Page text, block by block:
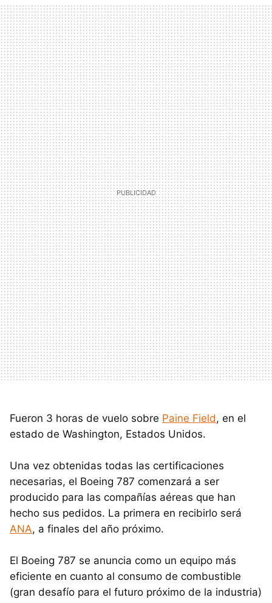
Fueron 3 horas de vuelo sobre Paine Field, en el
estado de Washington, Estados Unidos.
Una vez obtenidas todas las certificaciones
necesarias, el Boeing 787 comenzará a ser
producido para las compañías aéreas que han
hecho sus pedidos. La primera en recibirlo será
ANA, a finales del año próximo.
El Boeing 787 se anuncia como un equipo más
eficiente en cuanto al consumo de combustible
(gran desafío para el futuro próximo de la industria)